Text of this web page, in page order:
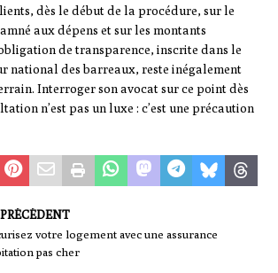
dès le début de la procédure, sur le
aux dépens et sur les montants
de transparence, inscrite dans le
national des barreaux, reste inégalement
Interroger son avocat sur ce point dès
n’est pas un luxe : c’est une précaution
PRÉCÉDENT
votre logement avec une assurance
pas cher